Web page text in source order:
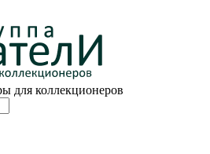
для коллекционеров